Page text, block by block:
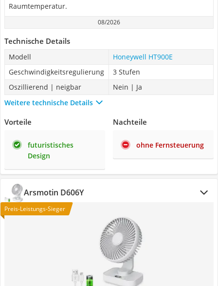
Raumtemperatur.
08/2026
Technische Details
Modell
Honeywell HT900E
Geschwindigkeitsregulierung
3 Stufen
Oszillierend | neigbar
Nein | Ja
Weitere technische Details
Vorteile
futuristisches
Design
Nachteile
ohne Fernsteuerung
Arsmotin D606Y
Preis-Leistungs-Sieger